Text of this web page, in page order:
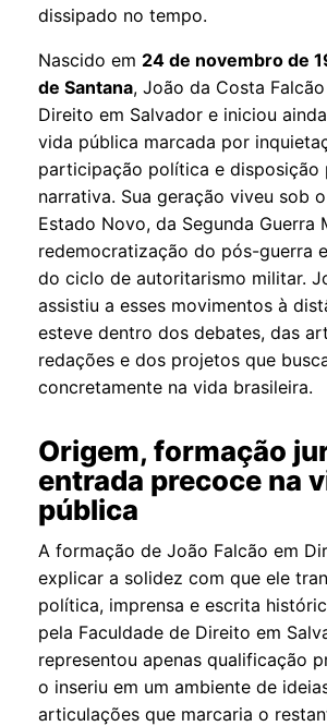
dissipado no tempo.
Nascido em 24 de novembro de
de Santana, João da Costa
Direito em Salvador e iniciou
vida pública marcada por
participação política e disposição
narrativa. Sua geração viveu sob
Estado Novo, da Segunda Guerra
redemocratização do pós-guerra
do ciclo de autoritarismo militar.
assistiu a esses movimentos à
esteve dentro dos debates, das
redações e dos projetos que
concretamente na vida brasileira.
Origem, formação
entrada precoce na
pública
A formação de João Falcão em
explicar a solidez com que ele
política, imprensa e escrita
pela Faculdade de Direito em
representou apenas qualificação
o inseriu em um ambiente de
articulações que marcaria o